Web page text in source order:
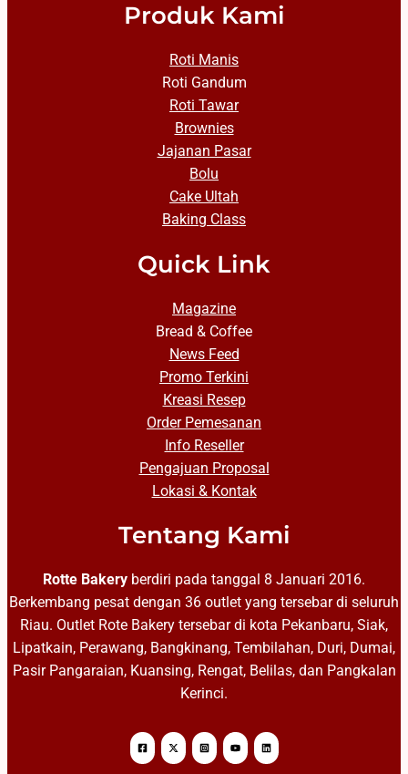
Produk Kami
Roti Manis
Roti Gandum
Roti Tawar
Brownies
Jajanan Pasar
Bolu
Cake Ultah
Baking Class
Quick Link
Magazine
Bread & Coffee
News Feed
Promo Terkini
Kreasi Resep
Order Pemesanan
Info Reseller
Pengajuan Proposal
Lokasi & Kontak
Tentang Kami
Rotte Bakery berdiri pada tanggal 8 Januari 2016.
Berkembang pesat dengan 36 outlet yang tersebar di seluruh
Riau. Outlet Rote Bakery tersebar di kota Pekanbaru, Siak,
Lipatkain, Perawang, Bangkinang, Tembilahan, Duri, Dumai,
Pasir Pangaraian, Kuansing, Rengat, Belilas, dan Pangkalan
Kerinci.